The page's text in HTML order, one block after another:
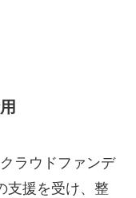
ラウドファンデ
支援を受け、整